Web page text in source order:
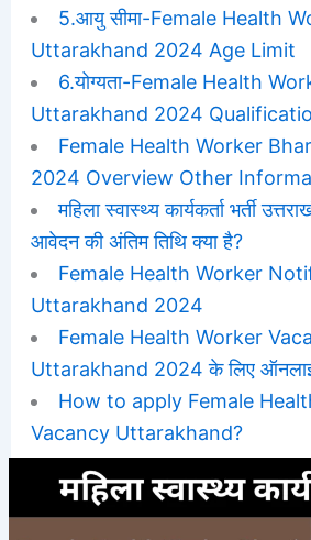
5.आयु सीमा-Female Health
Uttarakhand 2024 Age Limit
6.योग्यता-Female Health
Uttarakhand 2024
Female Health Worker
2024 Overview Other
महिला स्वास्थ्य कार्यकर्ता भर्ती
आवेदन की अंतिम तिथि क्या है?
Female Health Worker
Uttarakhand 2024
Female Health Worker
Uttarakhand 2024 के लिए
How to apply Female
Vacancy Uttarakhand?